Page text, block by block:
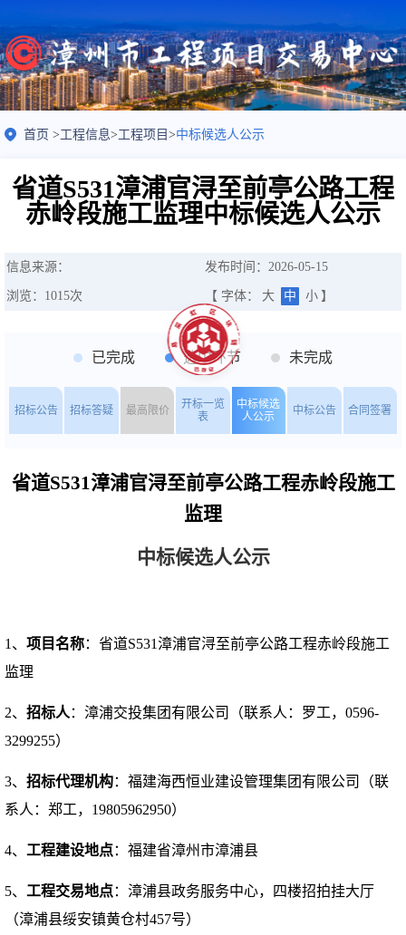
首页 >工程信息>工程项目 >中标候选人公示
省道S531漳浦官浔至前亭公路工程
赤岭段施工监理中标候选人公示
信息来源： 发布时间：2026-05-15
浏览： 1015次 【 字体： 大 中 小 】
已完成 选中环节 未完成
招标公告 招标答疑 最高限价
开标一览
表
中标候选
人公示
中标公告 合同签署
省道S531漳浦官浔至前亭公路工程赤岭段施工
监理
中标候选人公示
1、 项目名称： 省道S531漳浦官浔至前亭公路工程赤岭段施工
监理
2、 招标人 ： 漳浦交投集团有限公司 （联系人： 罗工， 0596-
3299255）
3、 招标代理机构： 福建海西恒业建设管理集团有限公司 （联
系人： 郑工， 19805962950）
4、 工程建设地点： 福建省漳州市漳浦县
5、 工程交易地点： 漳浦县政务服务中心，四楼招拍挂大厅
（漳浦县绥安镇黄仓村457号）